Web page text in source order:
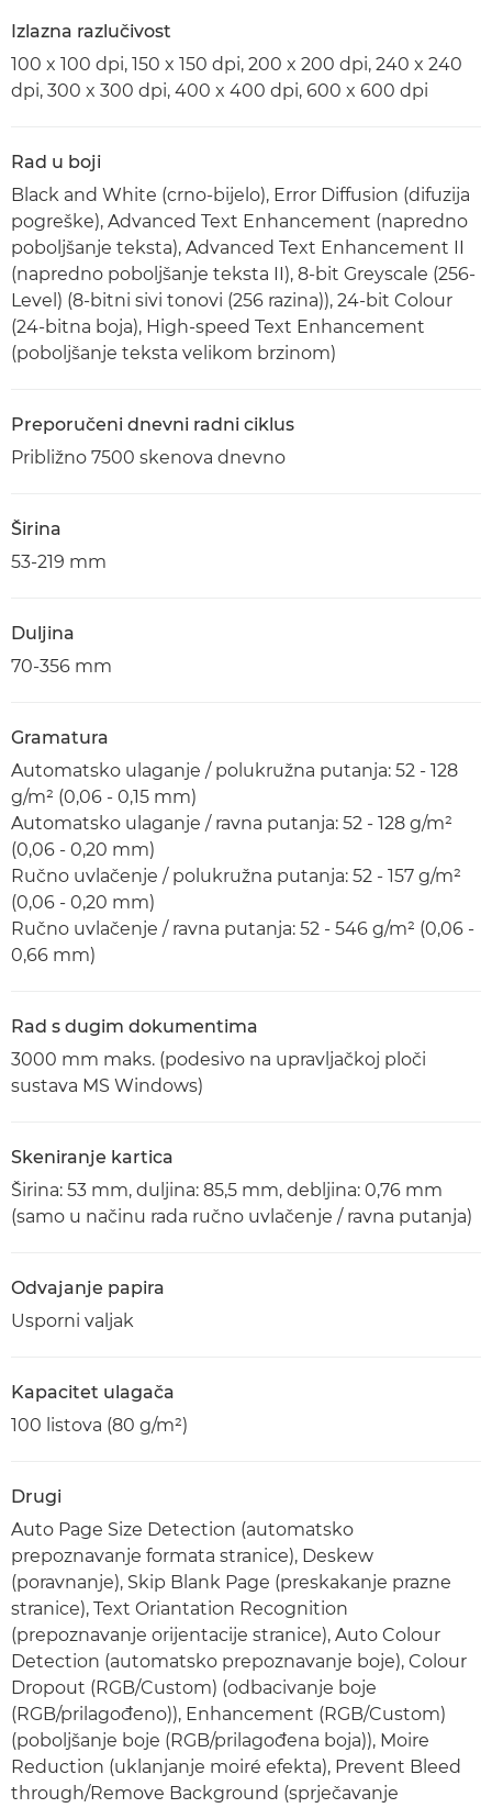
Izlazna razlučivost
100 x 100 dpi, 150 x 150 dpi, 200 x 200 dpi, 240 x 240
dpi, 300 x 300 dpi, 400 x 400 dpi, 600 x 600 dpi
Rad u boji
Black and White (crno-bijelo), Error Diffusion (difuzija
pogreške), Advanced Text Enhancement (napredno
poboljšanje teksta), Advanced Text Enhancement II
(napredno poboljšanje teksta II), 8-bit Greyscale (256-
Level) (8-bitni sivi tonovi (256 razina)), 24-bit Colour
(24-bitna boja), High-speed Text Enhancement
(poboljšanje teksta velikom brzinom)
Preporučeni dnevni radni ciklus
Približno 7500 skenova dnevno
Širina
53-219 mm
Duljina
70-356 mm
Gramatura
Automatsko ulaganje / polukružna putanja: 52 - 128
g/m² (0,06 - 0,15 mm)
Automatsko ulaganje / ravna putanja: 52 - 128 g/m²
(0,06 - 0,20 mm)
Ručno uvlačenje / polukružna putanja: 52 - 157 g/m²
(0,06 - 0,20 mm)
Ručno uvlačenje / ravna putanja: 52 - 546 g/m² (0,06 -
0,66 mm)
Rad s dugim dokumentima
3000 mm maks. (podesivo na upravljačkoj ploči
sustava MS Windows)
Skeniranje kartica
Širina: 53 mm, duljina: 85,5 mm, debljina: 0,76 mm
(samo u načinu rada ručno uvlačenje / ravna putanja)
Odvajanje papira
Usporni valjak
Kapacitet ulagača
100 listova (80 g/m²)
Drugi
Auto Page Size Detection (automatsko
prepoznavanje formata stranice), Deskew
(poravnanje), Skip Blank Page (preskakanje prazne
stranice), Text Oriantation Recognition
(prepoznavanje orijentacije stranice), Auto Colour
Detection (automatsko prepoznavanje boje), Colour
Dropout (RGB/Custom) (odbacivanje boje
(RGB/prilagođeno)), Enhancement (RGB/Custom)
(poboljšanje boje (RGB/prilagođena boja)), Moire
Reduction (uklanjanje moiré efekta), Prevent Bleed
through/Remove Background (sprječavanje